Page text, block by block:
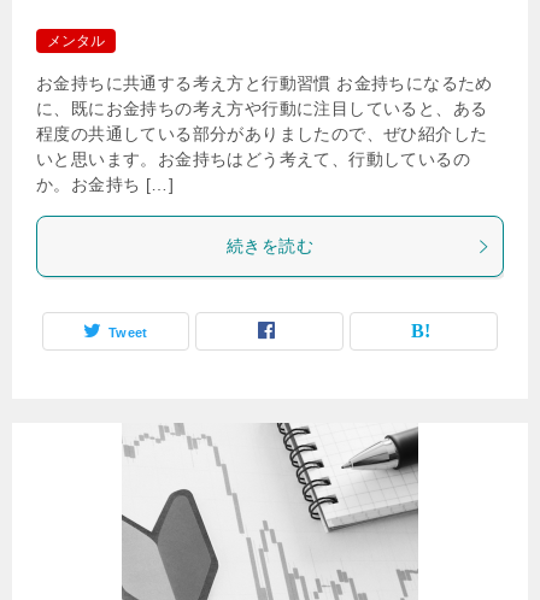
メンタル
お金持ちに共通する考え方と行動習慣 お金持ちになるため
に、既にお金持ちの考え方や行動に注目していると、ある
程度の共通している部分がありましたので、ぜひ紹介した
いと思います。お金持ちはどう考えて、行動しているの
か。お金持ち […]
続きを読む
Tweet